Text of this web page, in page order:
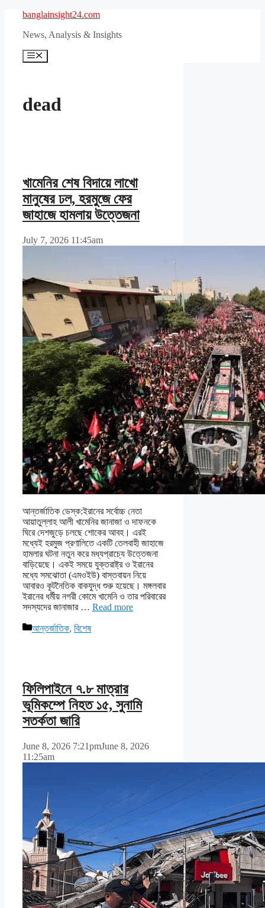
content
banglainsight24.com
News, Analysis & Insights
Menu
dead
খামেনির শেষ বিদায়ে লাখো
মানুষের ঢল, হরমুজে ফের
জাহাজে হামলায় উত্তেজনা
July 7, 2026 11:45am
আন্তর্জাতিক ডেস্ক:ইরানের সর্বোচ্চ নেতা
আয়াতুল্লাহ আলী খামেনির জানাজা ও দাফনকে
ঘিরে দেশজুড়ে চলছে শোকের আবহ। এরই
মধ্যেই হরমুজ প্রণালিতে একটি তেলবাহী জাহাজে
হামলার ঘটনা নতুন করে মধ্যপ্রাচ্যে উত্তেজনা
বাড়িয়েছে। একই সময়ে যুক্তরাষ্ট্র ও ইরানের
মধ্যে সমঝোতা (এমওইউ) বাস্তবায়ন নিয়ে
আবারও কূটনৈতিক বাকযুদ্ধ শুরু হয়েছে। মঙ্গলবার
ইরানের ধর্মীয় নগরী কোমে খামেনি ও তার পরিবারের
সদস্যদের জানাজার … Read more
Categories
আন্তর্জাতিক, বিশেষ
ফিলিপাইনে ৭.৮ মাত্রার
ভূমিকম্পে নিহত ১৫, সুনামি
সতর্কতা জারি
June 8, 2026 7:21pmJune 8, 2026
11:25am